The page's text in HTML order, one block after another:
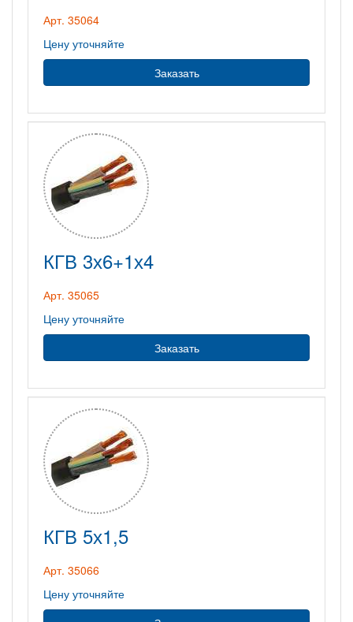
Арт. 35064
Цену уточняйте
Заказать
КГВ 3х6+1х4
Арт. 35065
Цену уточняйте
Заказать
КГВ 5х1,5
Арт. 35066
Цену уточняйте